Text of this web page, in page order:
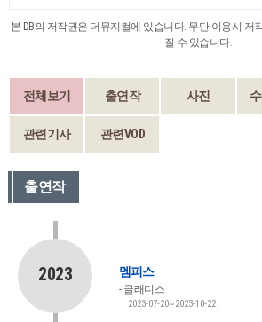
본 DB의 저작권은 더뮤지컬에 있습니다. 무단 이용시 저
질 수 있습니다.
전체보기 출연작 사진
관련기사 관련VOD
출연작
2023 멤피스
글래디스
2023-07-20~2023-10-22